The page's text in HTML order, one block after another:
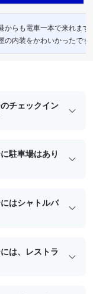
からも電車一本で来れます
の内装をかわいかったです
の方も笑顔で丁寧でした。
チェックイン
駐車場はあり
はシャトルバ
は、レストラ